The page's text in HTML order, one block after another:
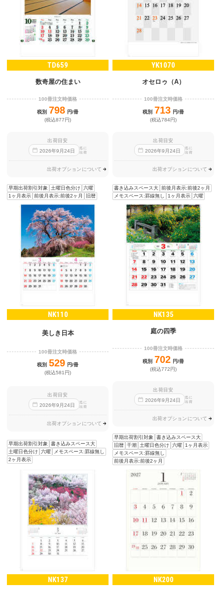
TD659
数奇屋の住まい
100冊注文時価格
税別 798 円/冊
(税込877円)
出荷目安
2026年9 月24日
迄に
出荷
出荷オプションについて
早期出荷割引対象 土曜日色分け
六曜
1ヶ月表示 前後月表示:前後2ヶ月 旧暦
YK1070
オセロゥ（A）
100冊注文時価格
税別 713 円/冊
(税込784円)
出荷目安
2026年9 月24日
迄に
出荷
出荷オプションについて
書き込みスペース大 前後月表示:前後2ヶ月
メモスペース:罫線無し
1ヶ月表示 六曜
NK110
美しき日本
100冊注文時価格
税別 529 円/冊
(税込581円)
出荷目安
2026年9 月24日
迄に
出荷
出荷オプションについて
早期出荷割引対象
書き込みスペース大
土曜日色分け
六曜
メモスペース:罫線無し
2ヶ月表示
NK135
庭の四季
100冊注文時価格
税別 702 円/冊
(税込772円)
出荷目安
2026年9 月24日
迄に
出荷
出荷オプションについて
早期出荷割引対象
書き込みスペース大
旧暦 干潮 土曜日色分け 六曜 1ヶ月表示
メモスペース:罫線無し
前後月表示:前後2ヶ月
NK137 NK200